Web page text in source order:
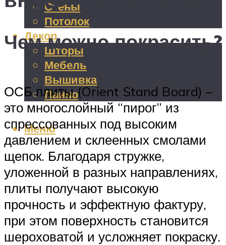
Стены
Потолок
Декор
Шторы
Мебель
Вышивка
Панно
Меню
Чем можно покрасить?
ОСБ плиты (Orient Stand Board) –
это многослойный “пирог” из
спрессованных под высоким
давлением и склеенных смолами
щепок. Благодаря стружке,
уложенной в разных направлениях,
плиты получают высокую
прочность и эффектную фактуру,
при этом поверхность становится
шероховатой и усложняет покраску.